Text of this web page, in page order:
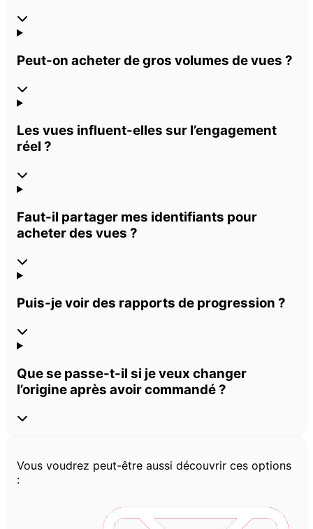
Peut-on acheter de gros volumes de vues ?
Les vues influent-elles sur l’engagement
réel ?
Faut-il partager mes identifiants pour
acheter des vues ?
Puis-je voir des rapports de progression ?
Que se passe-t-il si je veux changer
l’origine après avoir commandé ?
Vous voudrez peut-être aussi découvrir ces options
: